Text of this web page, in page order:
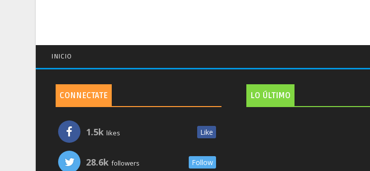
INICIO
CONNECTATE
1.5k likes Like
28.6k followers Follow
LO ÚLTIMO